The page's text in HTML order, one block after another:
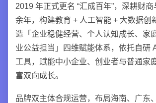
2019 年正式更名 “汇成百年”，深耕财
余年，构建教育 + 人工智能 + 大数据创
造「企业稳健经营、个人认知成长、家
业公益担当」四维赋能体系，依托自研
工具，赋能中小企业、创业者与普通家
富双向成长。
品牌双主体合规运营，布局海南、广东